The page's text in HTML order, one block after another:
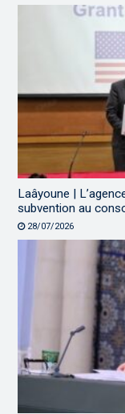
Laâyoune |
subvention au
28/07/2026